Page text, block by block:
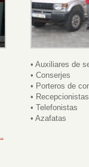
• Auxiliares de
• Conserjes
• Porteros de
• Recepcionistas
• Telefonistas
• Azafatas